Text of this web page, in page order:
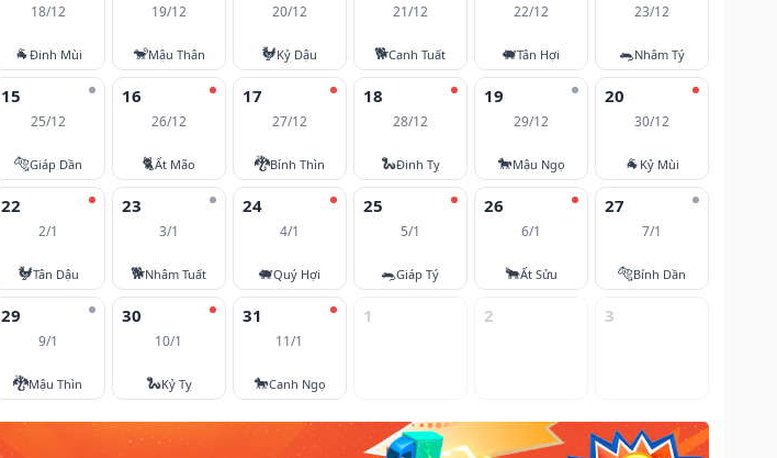
18/12
🐐Đinh Mùi
19/12
🐒Mậu Thân
20/12
🐓Kỷ Dậu
21/12
🐕Canh Tuất
22/12
🐖Tân Hợi
23/12
🐀Nhâm Tý
15
25/12
🐅Giáp Dần
16
26/12
🐈Ất Mão
17
27/12
🐉Bính Thìn
18
28/12
🐍Đinh Tỵ
19
29/12
🐎Mậu Ngọ
20
30/12
🐐 Kỷ Mùi
22
2/1
🐓Tân Dậu
23
3/1
🐕Nhâm Tuất
24
4/1
🐖Quý Hợi
25
5/1
🐀Giáp Tý
26
6/1
🐂Ất Sửu
27
7/1
🐅Bính Dần
29
9/1
🐉Mậu Thìn
30
10/1
🐍Kỷ Tỵ
31
11/1
🐎Canh Ngọ
1 2 3